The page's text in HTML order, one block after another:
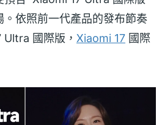
依照前一代產品的發布節奏
國際版， Xiaomi 17 國際